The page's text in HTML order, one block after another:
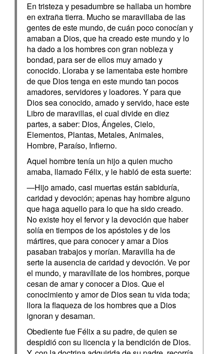
En tristeza y pesadumbre se hallaba un hombre
en extraña tierra. Mucho se maravillaba de las
gentes de este mundo, de cuán poco conocían y
amaban a Dios, que ha creado este mundo y lo
ha dado a los hombres con gran nobleza y
bondad, para ser de ellos muy amado y
conocido. Lloraba y se lamentaba este hombre
de que Dios tenga en este mundo tan pocos
amadores, servidores y loadores. Y para que
Dios sea conocido, amado y servido, hace este
Libro de maravillas, el cual divide en diez
partes, a saber: Dios, Ángeles, Cielo,
Elementos, Plantas, Metales, Animales,
Hombre, Paraíso, Infierno.
Aquel hombre tenía un hijo a quien mucho
amaba, llamado Félix, y le habló de esta suerte:
—Hijo amado, casi muertas están sabiduría,
caridad y devoción; apenas hay hombre alguno
que haga aquello para lo que ha sido creado.
No existe hoy el fervor y la devoción que haber
solía en tiempos de los apóstoles y de los
mártires, que para conocer y amar a Dios
pasaban trabajos y morían. Maravilla ha de
serte la ausencia de caridad y devoción. Ve por
el mundo, y maravíllate de los hombres, porque
cesan de amar y conocer a Dios. Que el
conocimiento y amor de Dios sean tu vida toda;
llora la flaqueza de los hombres que a Dios
ignoran y desaman.
Obediente fue Félix a su padre, de quien se
despidió con su licencia y la bendición de Dios.